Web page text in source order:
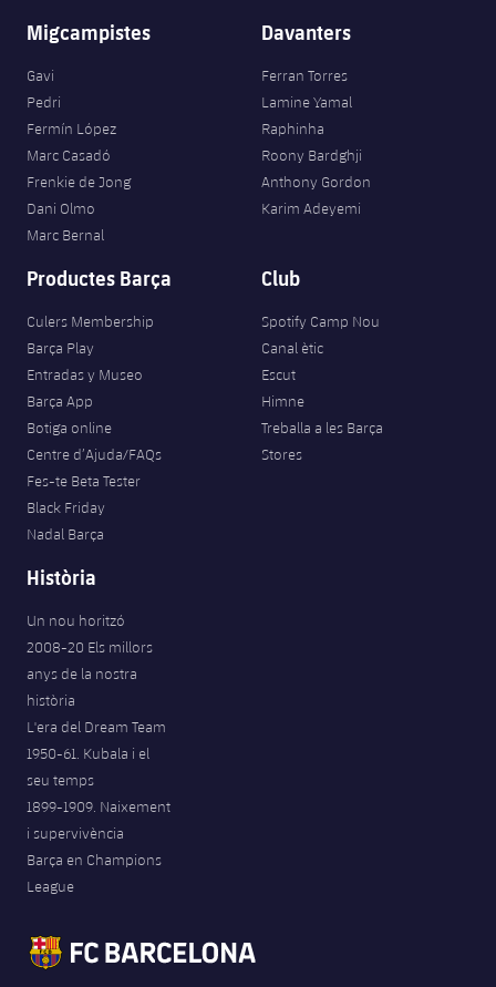
Migcampistes
Gavi
Pedri
Fermín López
Marc Casadó
Frenkie de Jong
Dani Olmo
Marc Bernal
Davanters
Ferran Torres
Lamine Yamal
Raphinha
Roony Bardghji
Anthony Gordon
Karim Adeyemi
Productes Barça
Culers Membership
Barça Play
Entradas y Museo
Barça App
Botiga online
Centre d’Ajuda/FAQs
Fes-te Beta Tester
Black Friday
Nadal Barça
Club
Spotify Camp Nou
Canal ètic
Escut
Himne
Treballa a les Barça
Stores
Història
Un nou horitzó
2008-20 Els millors
anys de la nostra
història
L'era del Dream Team
1950-61. Kubala i el
seu temps
1899-1909. Naixement
i supervivència
Barça en Champions
League